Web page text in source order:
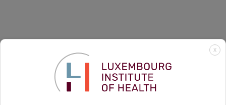
LEITUNG DER LRC
Luxembourg Research Clinicwird von
Christof von Kalle
geleitet, der die Position des Direktors
X